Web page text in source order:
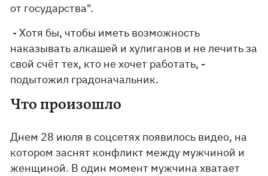
от государства".
- Хотя бы, чтобы иметь возможность
наказывать алкашей и хулиганов и не лечить за
свой счёт тех, кто не хочет работать, -
подытожил градоначальник.
Что произошло
Днем 28 июля в соцсетях появилось видео, на
котором заснят конфликт между мужчиной и
женщиной. В один момент мужчина хватает